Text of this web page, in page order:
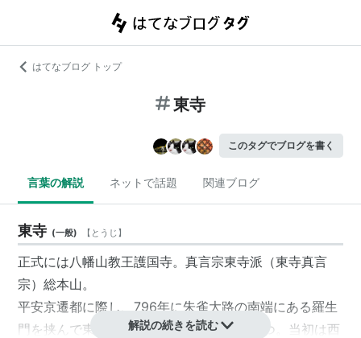
はてなブログ トップ
東寺
このタグでブログを書く
言葉の解説 ネットで話題 関連ブログ
東寺 (一般) 【 とうじ 】
正式には八幡山教王護国寺。真言宗東寺派（東寺真言
宗）総本山。
平安京遷都に際し、796年に朱雀大路の南端にある羅生
門を挟んで東西に建立された初の官寺の一つ。当初は西
解説の続きを読む